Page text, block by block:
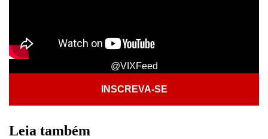
@VIXFeed
INSCREVA-SE
Leia também